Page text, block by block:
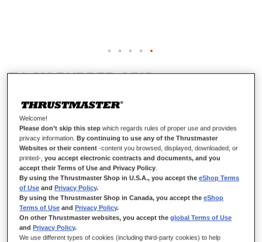
T-LCM RUBBER GRIP
DISPONIBLE
Cubiertas 100% de goma texturizada para los pedales Thrustmaster T-
LCM Pedals
24,99 €
Welcome!
Please don’t skip this step which regards rules of proper use and provides
privacy information. By continuing to use any of the Thrustmaster
Websites or their content -content you browsed, displayed, downloaded, or
printed-,you accept electronic contracts and documents, and you
accept their Terms of Use and Privacy Policy
By using the Thrustmaster Shop in U.S.A., you accept theeShop Terms
of Use and Privacy Policy.
By using the Thrustmaster Shop in Canada, you accept theeShop
Terms of Use and Privacy Policy.
On other Thrustmaster websites, you accept theglobal Terms of Use
and Privacy Policy.
We use different types of cookies (including third-party cookies) to help